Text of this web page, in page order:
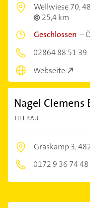
Wellwiese 70,
25,4 km
Geschlossen –
02864 88 51 39
Webseite
Nagel Clemens
TIEFBAU
Graskamp 3,
0172 9 36 74 48